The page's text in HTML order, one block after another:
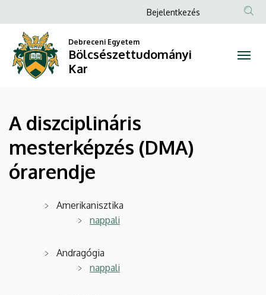
diszciplináris
mesterképzés
(DMA)
órarendje
Bölcsészettudományi
Kar
a
tartalomra
Anonim
fiók
menüje
Bejelentkezés
Debreceni Egyetem
Bölcsészettudományi
Kar
A diszciplináris
mesterképzés (DMA)
órarendje
Amerikanisztika
nappali
Andragógia
nappali